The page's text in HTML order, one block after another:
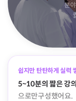
분
쉽지만 탄탄하게 실력
5~10분의 짧은 강의
으로만구성했어요.